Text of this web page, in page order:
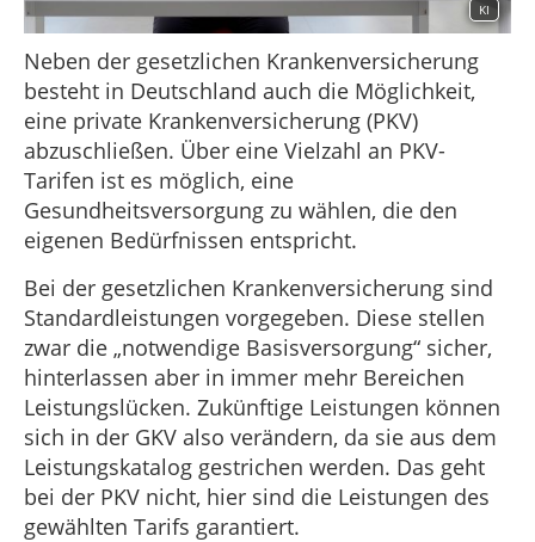
KI
Neben der gesetzlichen Krankenversicherung
besteht in Deutschland auch die Möglichkeit,
eine private Krankenversicherung (PKV)
abzuschließen. Über eine Vielzahl an PKV-
Tarifen ist es möglich, eine
Gesundheitsversorgung zu wählen, die den
eigenen Bedürfnissen entspricht.
Bei der gesetzlichen Krankenversicherung sind
Standardleistungen vorgegeben. Diese stellen
zwar die „notwendige Basisversorgung“ sicher,
hinterlassen aber in immer mehr Bereichen
Leistungslücken. Zukünftige Leistungen können
sich in der GKV also verändern, da sie aus dem
Leistungskatalog gestrichen werden. Das geht
bei der PKV nicht, hier sind die Leistungen des
gewählten Tarifs garantiert.